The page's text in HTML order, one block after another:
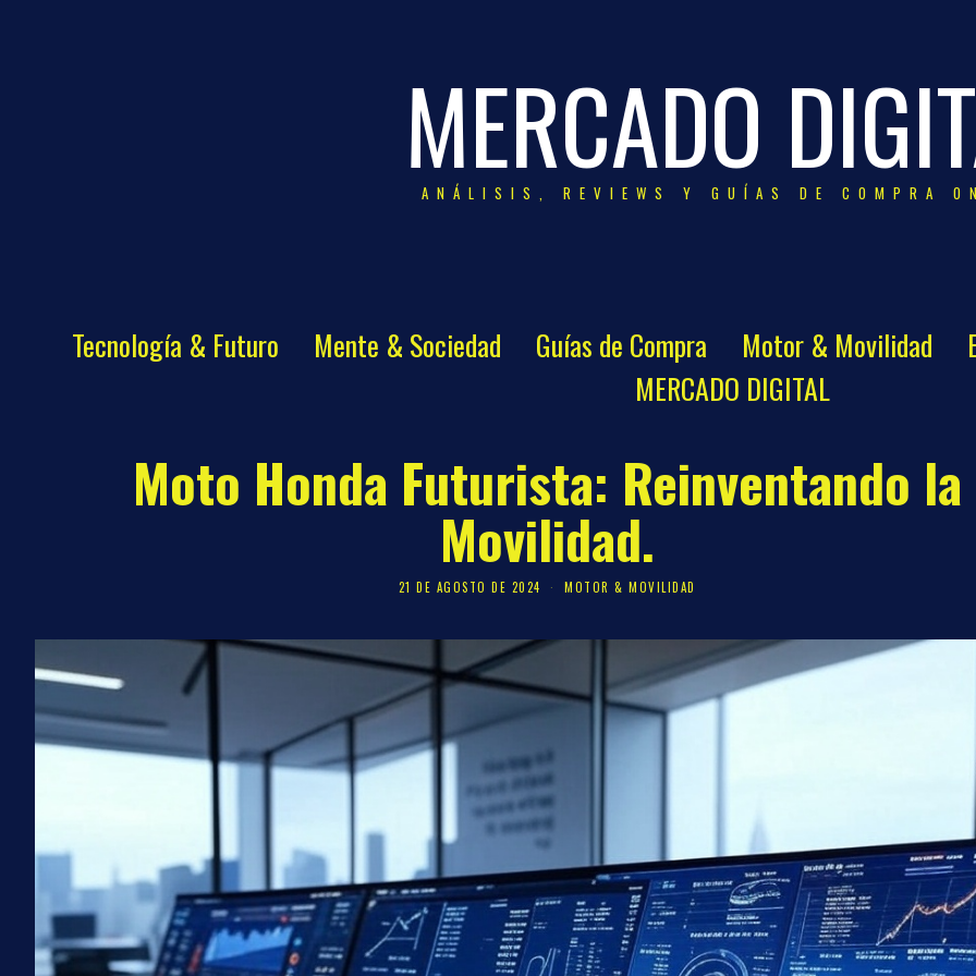
MERCADO
ANÁLISIS, REVIEWS Y GUÍAS DE COMPRA
Tecnología & Futuro Mente & Sociedad Guías de Compra Motor & Movilidad
MERCADO DIGITAL
Moto Honda Futurista: Reinventando la
Movilidad.
21 DE AGOSTO DE 2024 MOTOR & MOVILIDAD